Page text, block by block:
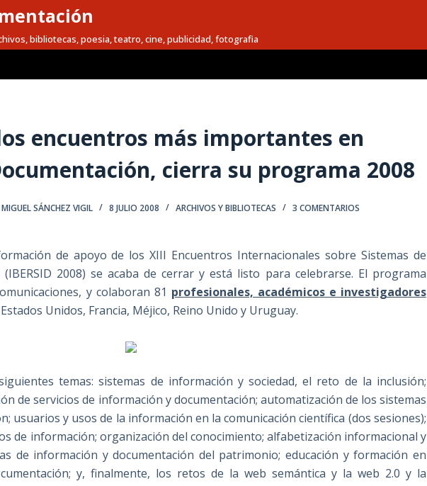
bibliotecas, poesia, teatro, cine, publicidad, fotografia
encuentros más importantes en
cierra su programa 2008
SÁNCHEZ VIGIL 8 JULIO 2008 ARCHIVOS Y BIBLIOTECAS 3 COMENTARIOS
de apoyo de los XIII Encuentros Internacionales sobre Sistemas de
2008) se acaba de cerrar y está listo para celebrarse. El programa
y colaboran 81 profesionales, académicos e investigadores
Unidos, Francia, Méjico, Reino Unido y Uruguay.
temas: sistemas de información y sociedad, el reto de la inclusión;
de servicios de información y documentación; automatización de los sistemas
usuarios y usos de la información en la comunicación científica (dos sesiones);
de información; organización del conocimiento; alfabetización informacional y
de información y documentación del patrimonio; educación y formación en
y, finalmente, los retos de la web semántica y la web 2.0 y la